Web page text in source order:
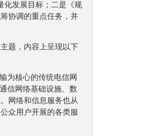
化发展目标；二是《规
协调的重点任务，并
题，内容上呈现以下
为核心的传统电信网
信网络基础设施、数
网络和信息服务也从
众用户开展的各类服